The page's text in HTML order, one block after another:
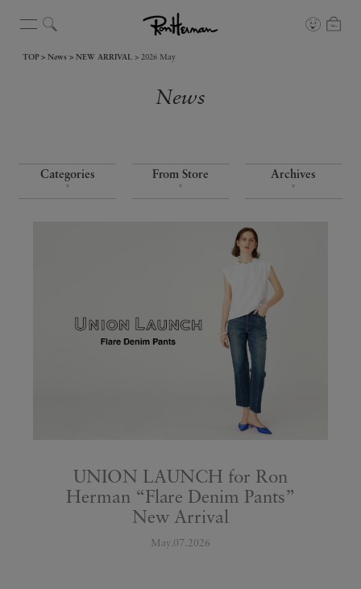
TOP News NEW ARRIVAL 2026 May
News
Categories
▼
From Store
▼
Archives
▼
UNION LAUNCH for Ron
Herman “Flare Denim Pants”
New Arrival
May.07.2026